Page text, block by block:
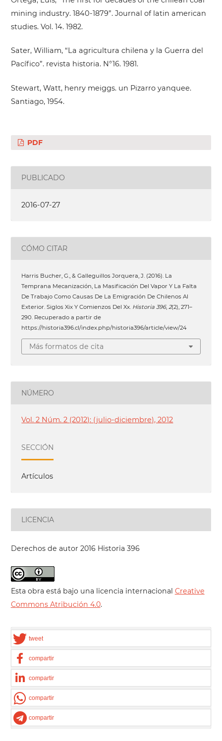
mining industry. 1840-1879”. Journal of latin american
studies. Vol. 14. 1982.
Sater, William, “La agricultura chilena y la Guerra del
Pacífico”. revista historia. N°16. 1981.
Stewart, Watt, henry meiggs. un Pizarro yanquee.
Santiago, 1954.
PDF
PUBLICADO
2016-07-27
CÓMO CITAR
Harris Bucher, G., & Galleguillos Jorquera, J. (2016). La
Temprana Mecanización, La Masificación Del Vapor Y La Falta
De Trabajo Como Causas De La Emigración De Chilenos Al
Exterior. Siglos Xix Y Comienzos Del Xx. Historia 396,2(2), 271–
290. Recuperado a partir de
https://historia396.cl/index.php/historia396/article/view/24
Más formatos de cita
NÚMERO
Vol. 2 Núm. 2 (2012): (julio-diciembre), 2012
SECCIÓN
Artículos
LICENCIA
Derechos de autor 2016 Historia 396
Esta obra está bajo una licencia internacional Creative
Commons Atribución 4.0.
tweet
compartir
compartir
compartir
compartir